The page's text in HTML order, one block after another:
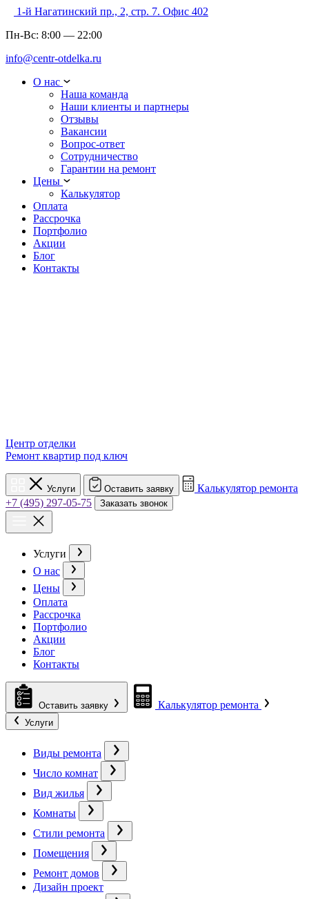
1-й Нагатинский пр., 2, стр. 7. Офис 402
Пн-Вс: 8:00 — 22:00
info@centr-otdelka.ru
О нас
Наша команда
Наши клиенты и партнеры
Отзывы
Вакансии
Вопрос-ответ
Сотрудничество
Гарантии на ремонт
Цены
Калькулятор
Оплата
Рассрочка
Портфолио
Акции
Блог
Контакты
Центр отделки
Ремонт квартир под ключ
Услуги Оставить заявку
Калькулятор ремонта
+7 (495) 297-05-75
Заказать звонок
Услуги
О нас
Цены
Оплата
Рассрочка
Портфолио
Акции
Блог
Контакты
Оставить заявку Калькулятор ремонта
Услуги
Виды ремонта
Число комнат
Вид жилья
Комнаты
Стили ремонта
Помещения
Ремонт домов
Дизайн проект